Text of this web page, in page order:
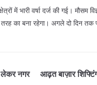
में भारी वर्षा दर्ज की गई।
का बना रहेगा। अगले दो दिन
लेकर नगर
आढ़त बाज़ार